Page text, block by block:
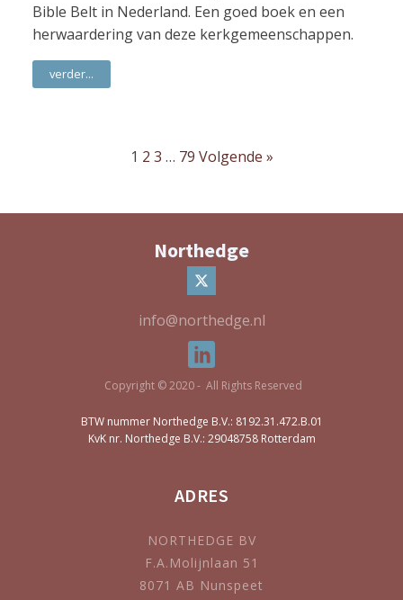
Bible Belt in Nederland. Een goed boek en een
herwaardering van deze kerkgemeenschappen.
verder...
1 2 3 … 79 Volgende »
Northedge
info@northedge.nl
Copyright © 2020 - All Rights Reserved
BTW nummer Northedge B.V.: 8192.31.472.B.01
KvK nr. Northedge B.V.: 29048758 Rotterdam
ADRES
NORTHEDGE BV
F.A.Molijnlaan 51
8071 AB Nunspeet